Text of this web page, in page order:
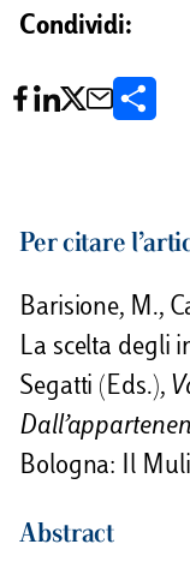
Condividi:
v
d
Per citare
Barisione, M.,
La scelta degli
Segatti (Eds.),
Bologna: Il
Abstract